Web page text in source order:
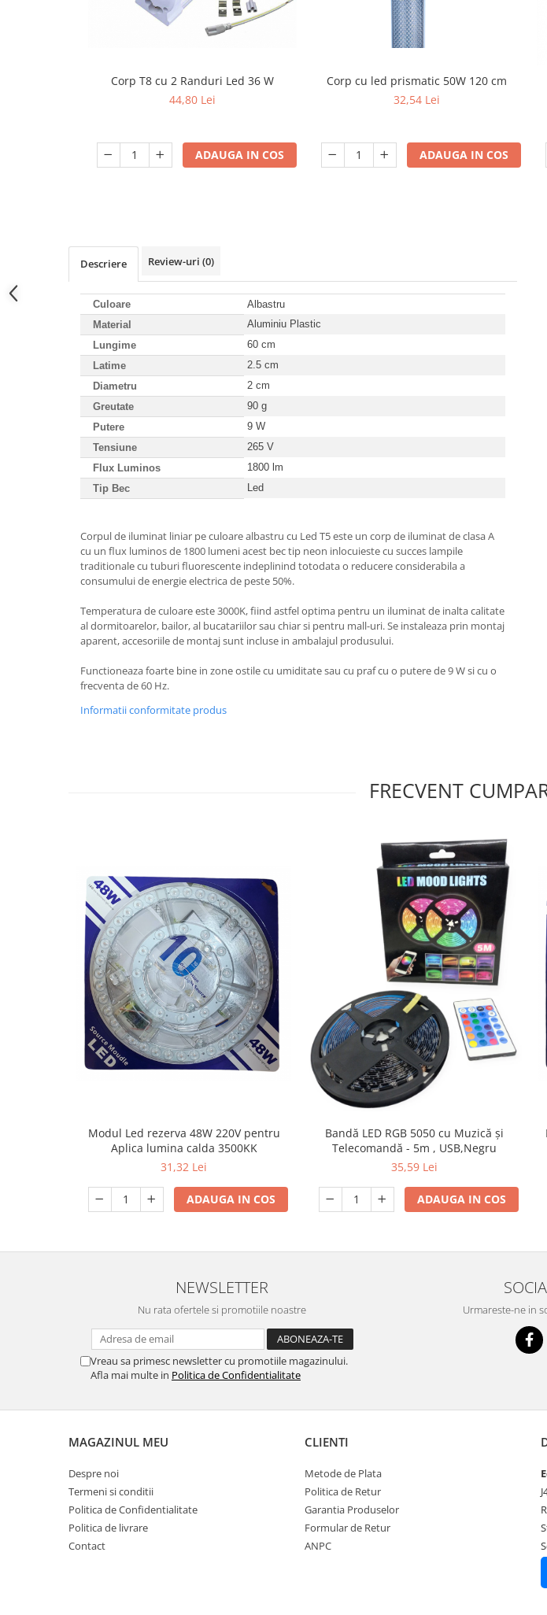
Alimentatoare/Drivere
Cap prelungitor
Electrocasnice de mici dimensiuni
Multimetru Digital
Prelungitoare/Derulatoare
Starter/Droser
Triplu Stecher
Întrerupătoare/Comutatoare
Ştechere/Stecher adaptor
Butuc yala,Broaste usa,Lacat
Tablou si sigurante electrice
Scule / utile / sonerii/ rulete
Accesorii camping
Conetica si conexiuni
Masina de facut gheata
Produse grele si voluminoase
Corp T8 cu 2 Randuri Led 36 W
44,80 Lei
ADAUGA IN COS
Corp cu led prismatic 50W 120 cm
32,54 Lei
ADAUGA IN COS
Descriere Review-uri (0)
Culoare
Albastru
Material
Aluminiu Plastic
Lungime
60 cm
Latime
2.5 cm
Diametru
2 cm
Greutate
90 g
Putere
9 W
Tensiune
265 V
Flux Luminos
1800 lm
Tip Bec
Led
Corpul de iluminat liniar pe culoare albastru cu Led T5 este un corp de iluminat de clasa A
cu un flux luminos de 1800 lumeni acest bec tip neon inlocuieste cu succes lampile
traditionale cu tuburi fluorescente indeplinind totodata o reducere considerabila a
consumului de energie electrica de peste 50%.
Temperatura de culoare este 3000K, fiind astfel optima pentru un iluminat de inalta calitate
al dormitoarelor, bailor, al bucatariilor sau chiar si pentru mall-uri. Se instaleaza prin montaj
aparent, accesoriile de montaj sunt incluse in ambalajul produsului.
Functioneaza foarte bine in zone ostile cu umiditate sau cu praf cu o putere de 9 W si cu o
frecventa de 60 Hz.
Informatii conformitate produs
FRECVENT
Modul Led rezerva 48W 220V pentru
Aplica lumina calda 3500KK
31,32 Lei
ADAUGA IN COS
Bandă LED RGB 5050 cu Muzică și
Telecomandă - 5m , USB,Negru
35,59 Lei
ADAUGA IN COS
NEWSLETTER
Nu rata ofertele si promotiile noastre
Vreau sa primesc newsletter cu promotiile magazinului.
Afla mai multe in Politica de Confidentialitate
Urmareste-ne in
MAGAZINUL MEU
Despre noi
Termeni si conditii
Politica de Confidentialitate
Politica de livrare
Contact
CLIENTI
Metode de Plata
Politica de Retur
Garantia Produselor
Formular de Retur
ANPC